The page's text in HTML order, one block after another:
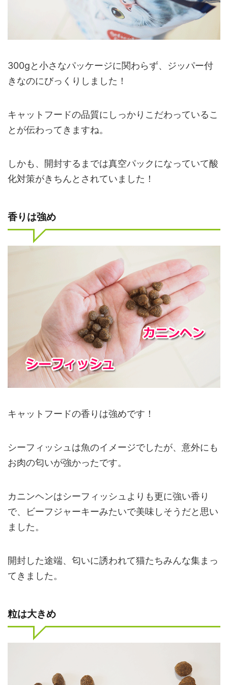
300gと小さなパッケージに関わらず、ジッパー付
きなのにびっくりしました！
キャットフードの品質にしっかりこだわっているこ
とが伝わってきますね。
しかも、開封するまでは真空パックになっていて酸
化対策がきちんとされていました！
香りは強め
キャットフードの香りは強めです！
シーフィッシュは魚のイメージでしたが、意外にも
お肉の匂いが強かったです。
カニンヘンはシーフィッシュよりも更に強い香り
で、ビーフジャーキーみたいで美味しそうだと思い
ました。
開封した途端、匂いに誘われて猫たちみんな集まっ
てきました。
粒は大きめ